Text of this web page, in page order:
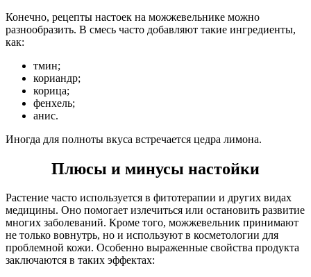
Конечно, рецепты настоек на можжевельнике можно
разнообразить. В смесь часто добавляют такие ингредиенты,
как:
тмин;
кориандр;
корица;
фенхель;
анис.
Иногда для полноты вкуса встречается цедра лимона.
Плюсы и минусы настойки
Растение часто используется в фитотерапии и других видах
медицины. Оно помогает излечиться или остановить развитие
многих заболеваний. Кроме того, можжевельник принимают
не только вовнутрь, но и используют в косметологии для
проблемной кожи. Особенно выраженные свойства продукта
заключаются в таких эффектах: